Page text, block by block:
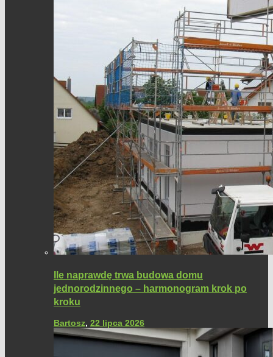
Ile naprawdę trwa budowa domu
jednorodzinnego – harmonogram krok po
kroku
Bartosz, 22 lipca 2026